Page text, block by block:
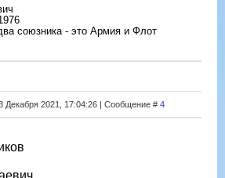
союзника - это Армия и Флот
Декабря 2021, 17:04:26 | Сообщение # 4